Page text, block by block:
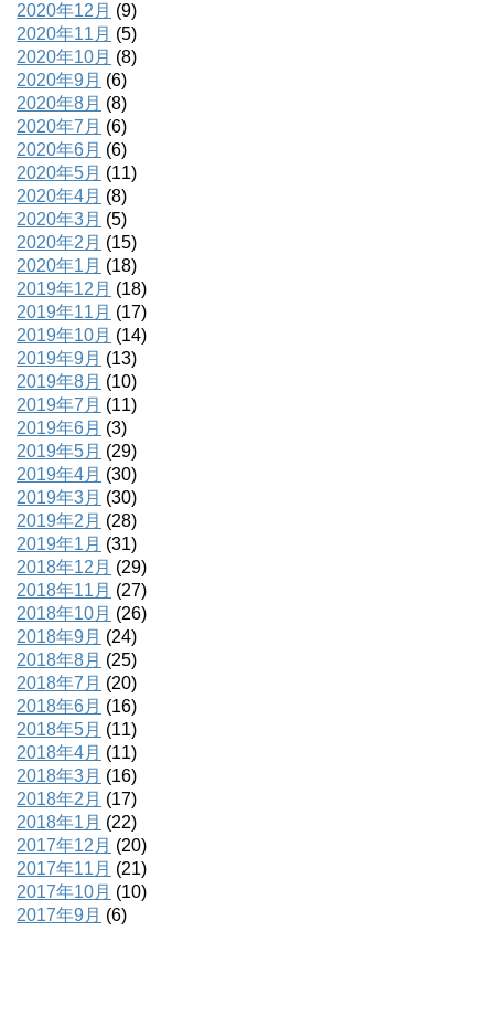
2020年12月 (9)
2020年11月 (5)
2020年10月 (8)
2020年9月 (6)
2020年8月 (8)
2020年7月 (6)
2020年6月 (6)
2020年5月 (11)
2020年4月 (8)
2020年3月 (5)
2020年2月 (15)
2020年1月 (18)
2019年12月 (18)
2019年11月 (17)
2019年10月 (14)
2019年9月 (13)
2019年8月 (10)
2019年7月 (11)
2019年6月 (3)
2019年5月 (29)
2019年4月 (30)
2019年3月 (30)
2019年2月 (28)
2019年1月 (31)
2018年12月 (29)
2018年11月 (27)
2018年10月 (26)
2018年9月 (24)
2018年8月 (25)
2018年7月 (20)
2018年6月 (16)
2018年5月 (11)
2018年4月 (11)
2018年3月 (16)
2018年2月 (17)
2018年1月 (22)
2017年12月 (20)
2017年11月 (21)
2017年10月 (10)
2017年9月 (6)